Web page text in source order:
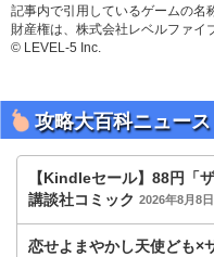
記事内で引用しているゲームの名
財産権は、株式会社レベルファイ
© LEVEL-5 Inc.
攻略大百科ニュース
【Kindleセール】88円「
講談社コミック 2026年8月8
恋せよまやかし天使ども×